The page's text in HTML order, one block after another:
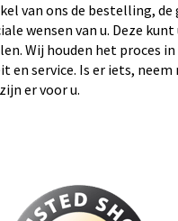
van ons de bestelling,
wensen van u. Deze kunt
Wij houden het proces in
en service. Is er iets,
er voor u.